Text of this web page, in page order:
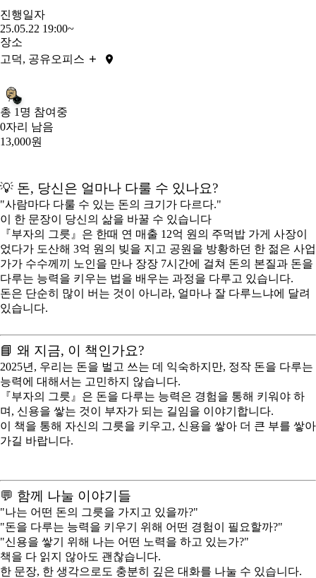
진행일자
25.05.22 19:00~
장소
고덕, 공유오피스 +
총 1명 참여중
0자리 남음
13,000원
💡 돈, 당신은 얼마나 다룰 수 있나요?
"사람마다 다룰 수 있는 돈의 크기가 다르다."
이 한 문장이 당신의 삶을 바꿀 수 있습니다
『부자의 그릇』은 한때 연 매출 12억 원의 주먹밥 가게 사장이
었다가 도산해 3억 원의 빚을 지고 공원을 방황하던 한 젊은 사업
가가 수수께끼 노인을 만나 장장 7시간에 걸쳐 돈의 본질과 돈을
다루는 능력을 키우는 법을 배우는 과정을 다루고 있습니다.
돈은 단순히 많이 버는 것이 아니라, 얼마나 잘 다루느냐에 달려
있습니다.
📘 왜 지금, 이 책인가요?
2025년, 우리는 돈을 벌고 쓰는 데 익숙하지만, 정작 돈을 다루는
능력에 대해서는 고민하지 않습니다.
『부자의 그릇』은 돈을 다루는 능력은 경험을 통해 키워야 하
며, 신용을 쌓는 것이 부자가 되는 길임을 이야기합니다.
이 책을 통해 자신의 그릇을 키우고, 신용을 쌓아 더 큰 부를 쌓아
가길 바랍니다.
💬 함께 나눌 이야기들
"나는 어떤 돈의 그릇을 가지고 있을까?"
"돈을 다루는 능력을 키우기 위해 어떤 경험이 필요할까?"
"신용을 쌓기 위해 나는 어떤 노력을 하고 있는가?"
책을 다 읽지 않아도 괜찮습니다.
한 문장, 한 생각으로도 충분히 깊은 대화를 나눌 수 있습니다.